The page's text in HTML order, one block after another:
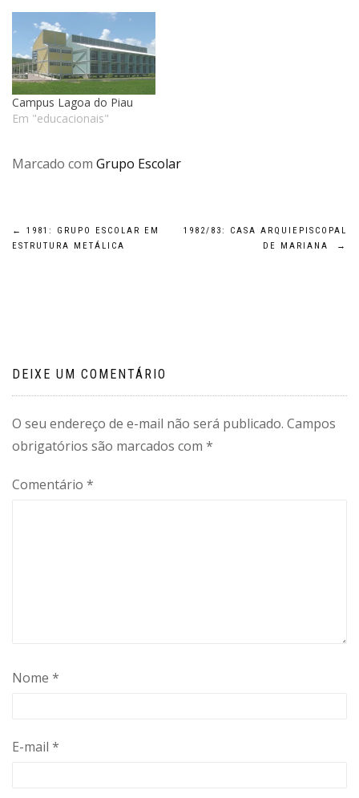
a própria essência do fazer
arquitetura. Projetar é
intelectualizar o espaço. A
arquitetura é
prioritariamente
modificadora da paisagem,
seja ela urbana ou não;…
Campus Lagoa do Piau
Em "educacionais"
Marcado com Grupo Escolar
Navegação
←
1981: GRUPO ESCOLAR EM
ESTRUTURA METÁLICA
1982/83: CASA ARQUIEPISCOPAL
DE MARIANA
→
DEIXE UM COMENTÁRIO
O seu endereço de e-mail não será publicado. Campos
obrigatórios são marcados com *
Comentário *
Nome *
E-mail *